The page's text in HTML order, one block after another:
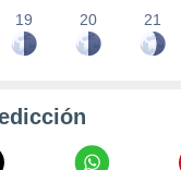
19 20 21